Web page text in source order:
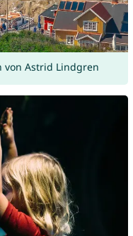
von Astrid Lindgren